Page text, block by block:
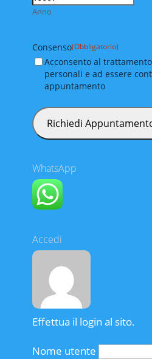
Anno
Consenso(Obbligatorio)
Acconsento al
personali e ad essere
appuntamento
WhatsApp
Accedi
Effettua il login al sito.
Nome utente